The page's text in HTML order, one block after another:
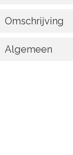
Omschrijving
Algemeen